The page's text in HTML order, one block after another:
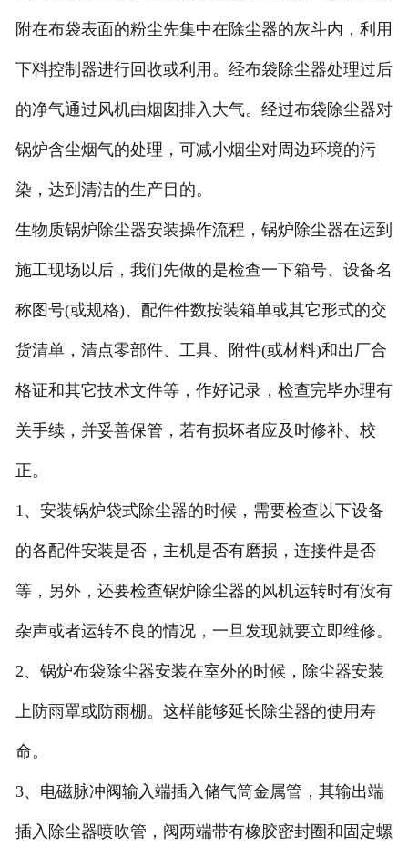
附在布袋表面的粉尘先集中在除尘器的灰斗内，利用
下料控制器进行回收或利用。经布袋除尘器处理过后
的净气通过风机由烟囱排入大气。经过布袋除尘器对
锅炉含尘烟气的处理，可减小烟尘对周边环境的污
染，达到清洁的生产目的。
生物质锅炉除尘器安装操作流程，锅炉除尘器在运到
施工现场以后，我们先做的是检查一下箱号、设备名
称图号(或规格)、配件件数按装箱单或其它形式的交
货清单，清点零部件、工具、附件(或材料)和出厂合
格证和其它技术文件等，作好记录，检查完毕办理有
关手续，并妥善保管，若有损坏者应及时修补、校
正。
1、安装锅炉袋式除尘器的时候，需要检查以下设备
的各配件安装是否，主机是否有磨损，连接件是否
等，另外，还要检查锅炉除尘器的风机运转时有没有
杂声或者运转不良的情况，一旦发现就要立即维修。
2、锅炉布袋除尘器安装在室外的时候，除尘器安装
上防雨罩或防雨棚。这样能够延长除尘器的使用寿
命。
3、电磁脉冲阀输入端插入储气筒金属管，其输出端
插入除尘器喷吹管，阀两端带有橡胶密封圈和固定螺